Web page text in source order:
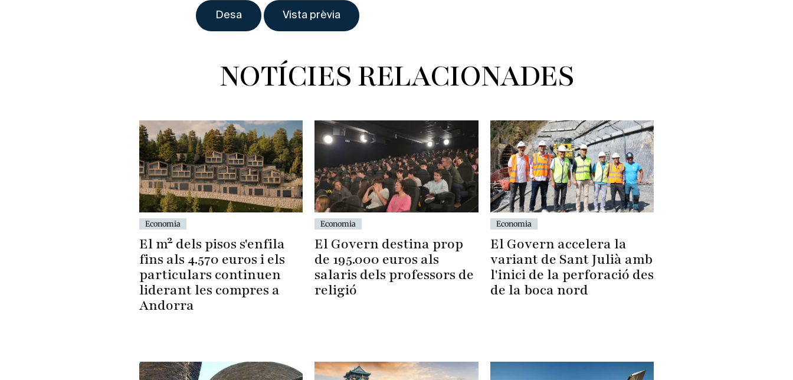
NOTÍCIES RELACIONADES
Economia
El m² dels pisos s'enfila
fins als 4.570 euros i els
particulars continuen
liderant les compres a
Andorra
Economia
El Govern destina prop
de 195.000 euros als
salaris dels professors de
religió
Economia
El Govern accelera la
variant de Sant Julià amb
l'inici de la perforació des
de la boca nord